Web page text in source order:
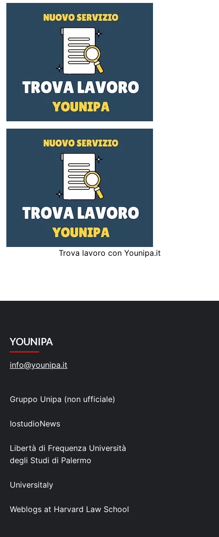
Trova lavoro con Younipa.it
YOUNIPA
info@younipa.it
Gruppo Unipa (non ufficiale)
IostudioNews
Libertà di Frequenza Università
degli Studi di Palermo
Universitaly
Weblogs at Harvard Law School